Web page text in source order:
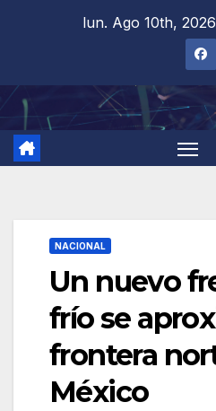
lun. Ago 10th, 2026
NACIONAL
Un nuevo
frío se
frontera
México